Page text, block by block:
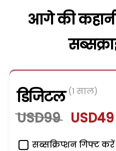
आगे की
डिजिटल (1 साल)
USD99 USD49
सब्सक्रिप्शन गिफ्ट करें